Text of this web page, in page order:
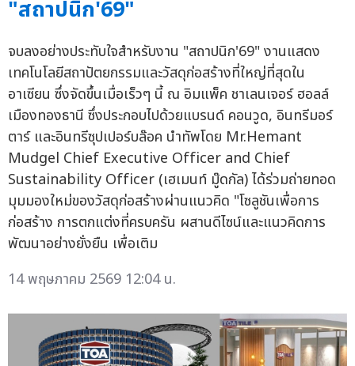
"สถาปนิก'69"
จบลงอย่างประทับใจสำหรับงาน "สถาปนิก'69" งานแสดง
เทคโนโลยีสถาปัตยกรรมและวัสดุก่อสร้างที่ใหญ่ที่สุดใน
อาเซียน ซึ่งจัดขึ้นเมื่อเร็วๆ นี้ ณ อิมแพ็ค ชาเลนเจอร์ ฮอลล์
เมืองทองธานี ซึ่งประกอบไปด้วยแบรนด์ คอนวูด, อินทรีมอร์
ตาร์ และอินทรีซุปเปอร์บล๊อค นำทัพโดย Mr.Hemant
Mudgel Chief Executive Officer and Chief
Sustainability Officer (เฮเมนท์ มู๊ดกัล) ได้ร่วมถ่ายทอด
มุมมองใหม่ของวัสดุก่อสร้างผ่านแนวคิด "โซลูชันเพื่อการ
ก่อสร้าง การตกแต่งที่ครบครัน ผสานดีไซน์และแนวคิดการ
พัฒนาอย่างยั่งยืน เพื่อเติม
14 พฤษภาคม 2569 12:04 น.